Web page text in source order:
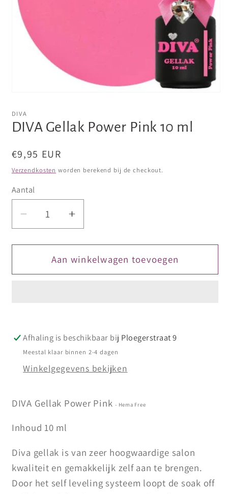
openen
in
modaal
DIVA
DIVA Gellak Power Pink 10 ml
Normale
prijs
€9,95 EUR
Verzendkosten worden berekend bij de checkout.
Aantal
Aantal
verlagen
voor
Gellak
Aantal
verhogen
voor
DIVA
Gellak
Aan winkelwagen toevoegen
Afhaling is beschikbaar bij Ploegerstraat 9
Meestal klaar binnen 2-4 dagen
Winkelgegevens bekijken
DIVA Gellak Power Pink - Hema Free
Inhoud 10 ml
Diva gellak is van zeer hoogwaardige salon
kwaliteit en gemakkelijk zelf aan te brengen.
Door het self leveling systeem loopt de soak off